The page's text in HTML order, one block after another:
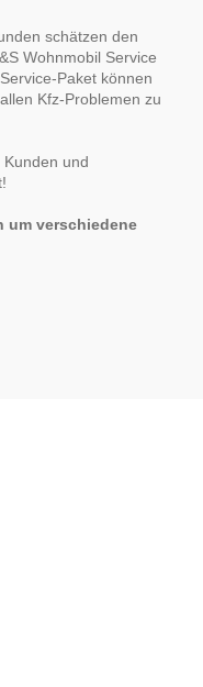
schätzen den
Wohnmobil Service
Paket können
Kfz-Problemen zu
und
um verschiedene